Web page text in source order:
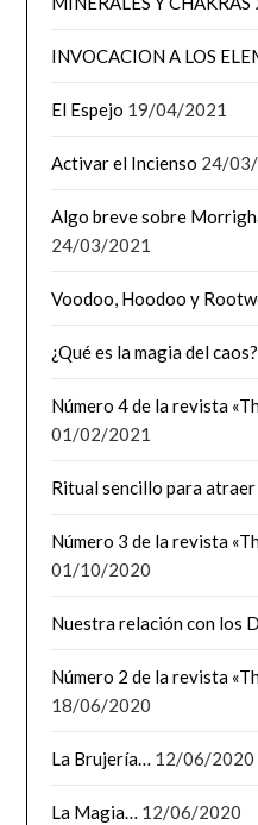
INVOCACION A LOS
El Espejo 19/04/2021
Activar el Incienso 24/
Algo breve sobre
24/03/2021
Voodoo, Hoodoo y
¿Qué es la magia del caos?
Número 4 de la revista
01/02/2021
Ritual sencillo para
Número 3 de la revista
01/10/2020
Nuestra relación con los
Número 2 de la revista
18/06/2020
La Brujería… 12/06/2020
La Magia… 12/06/2020